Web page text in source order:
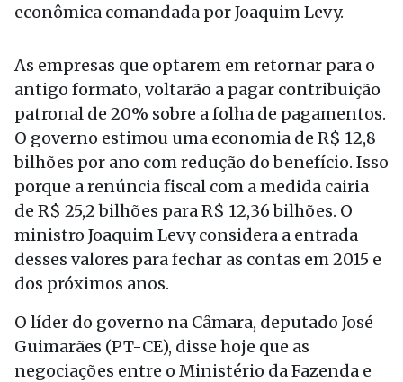
econômica comandada por Joaquim Levy.
As empresas que optarem em retornar para o
antigo formato, voltarão a pagar contribuição
patronal de 20% sobre a folha de pagamentos.
O governo estimou uma economia de R$ 12,8
bilhões por ano com redução do benefício. Isso
porque a renúncia fiscal com a medida cairia
de R$ 25,2 bilhões para R$ 12,36 bilhões. O
ministro Joaquim Levy considera a entrada
desses valores para fechar as contas em 2015 e
dos próximos anos.
O líder do governo na Câmara, deputado José
Guimarães (PT-CE), disse hoje que as
negociações entre o Ministério da Fazenda e